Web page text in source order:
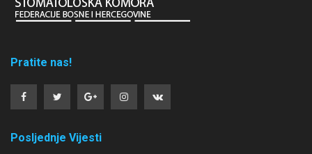
Pratite nas!
Posljednje Vijesti